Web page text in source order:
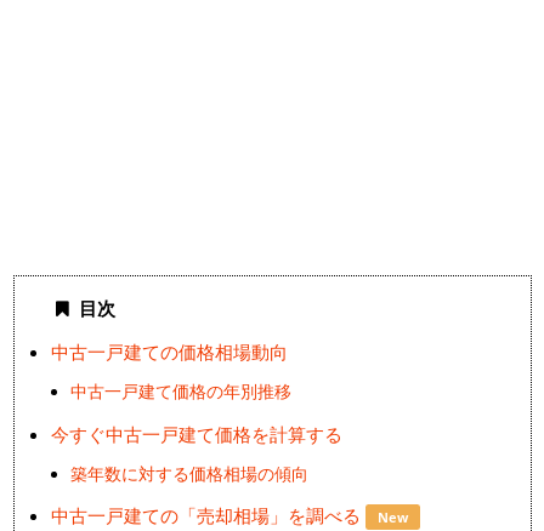
目次
中古一戸建ての価格相場動向
中古一戸建て価格の年別推移
今すぐ中古一戸建て価格を計算する
築年数に対する価格相場の傾向
中古一戸建ての「売却相場」を調べる New